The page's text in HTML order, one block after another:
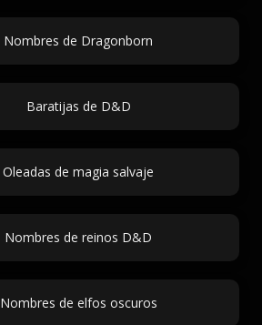
Nombres de Dragonborn
Baratijas de D&D
Oleadas de magia salvaje
Nombres de reinos D&D
Nombres de elfos oscuros